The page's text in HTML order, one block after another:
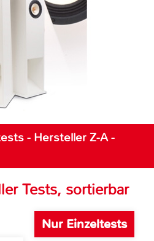
- Hersteller Z-A -
Tests, sortierbar
Nur Einzeltests